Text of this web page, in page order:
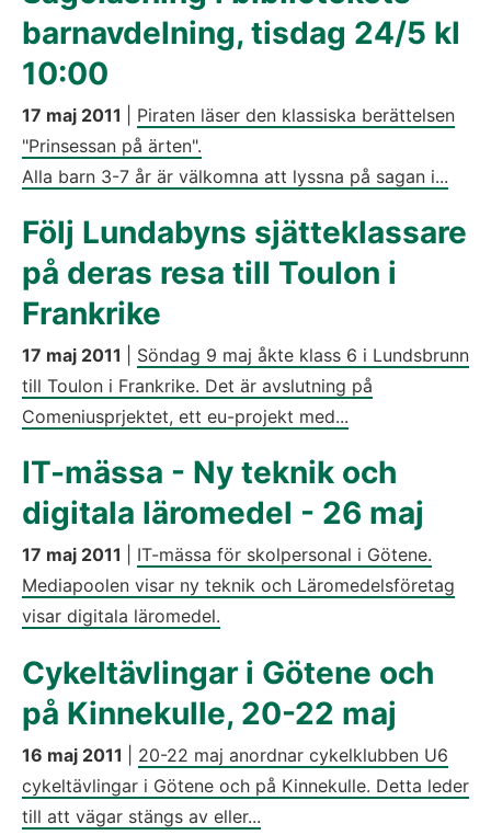
barnavdelning, tisdag 24/5 kl
10:00
17 maj 2011
Piraten läser den klassiska berättelsen
"Prinsessan på ärten".
Alla barn 3-7 år är välkomna att lyssna på sagan i...
Följ Lundabyns sjätteklassare
på deras resa till Toulon i
Frankrike
17 maj 2011
Söndag 9 maj åkte klass 6 i Lundsbrunn
till Toulon i Frankrike. Det är avslutning på
Comeniusprjektet, ett eu-projekt med...
IT-mässa - Ny teknik och
digitala läromedel - 26 maj
17 maj 2011
IT-mässa för skolpersonal i Götene.
Mediapoolen visar ny teknik och Läromedelsföretag
visar digitala läromedel.
Cykeltävlingar i Götene och
på Kinnekulle, 20-22 maj
16 maj 2011
20-22 maj anordnar cykelklubben U6
cykeltävlingar i Götene och på Kinnekulle. Detta leder
till att vägar stängs av eller...